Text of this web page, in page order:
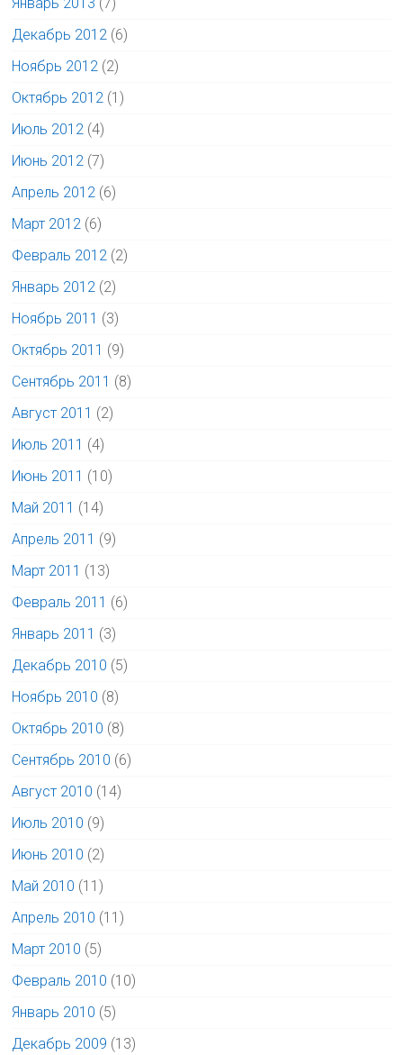
Декабрь 2012 (6)
Ноябрь 2012 (2)
Октябрь 2012 (1)
Июль 2012 (4)
Июнь 2012 (7)
Апрель 2012 (6)
Март 2012 (6)
Февраль 2012 (2)
Январь 2012 (2)
Ноябрь 2011 (3)
Октябрь 2011 (9)
Сентябрь 2011 (8)
Август 2011 (2)
Июль 2011 (4)
Июнь 2011 (10)
Май 2011 (14)
Апрель 2011 (9)
Март 2011 (13)
Февраль 2011 (6)
Январь 2011 (3)
Декабрь 2010 (5)
Ноябрь 2010 (8)
Октябрь 2010 (8)
Сентябрь 2010 (6)
Август 2010 (14)
Июль 2010 (9)
Июнь 2010 (2)
Май 2010 (11)
Апрель 2010 (11)
Март 2010 (5)
Февраль 2010 (10)
Январь 2010 (5)
Декабрь 2009 (13)